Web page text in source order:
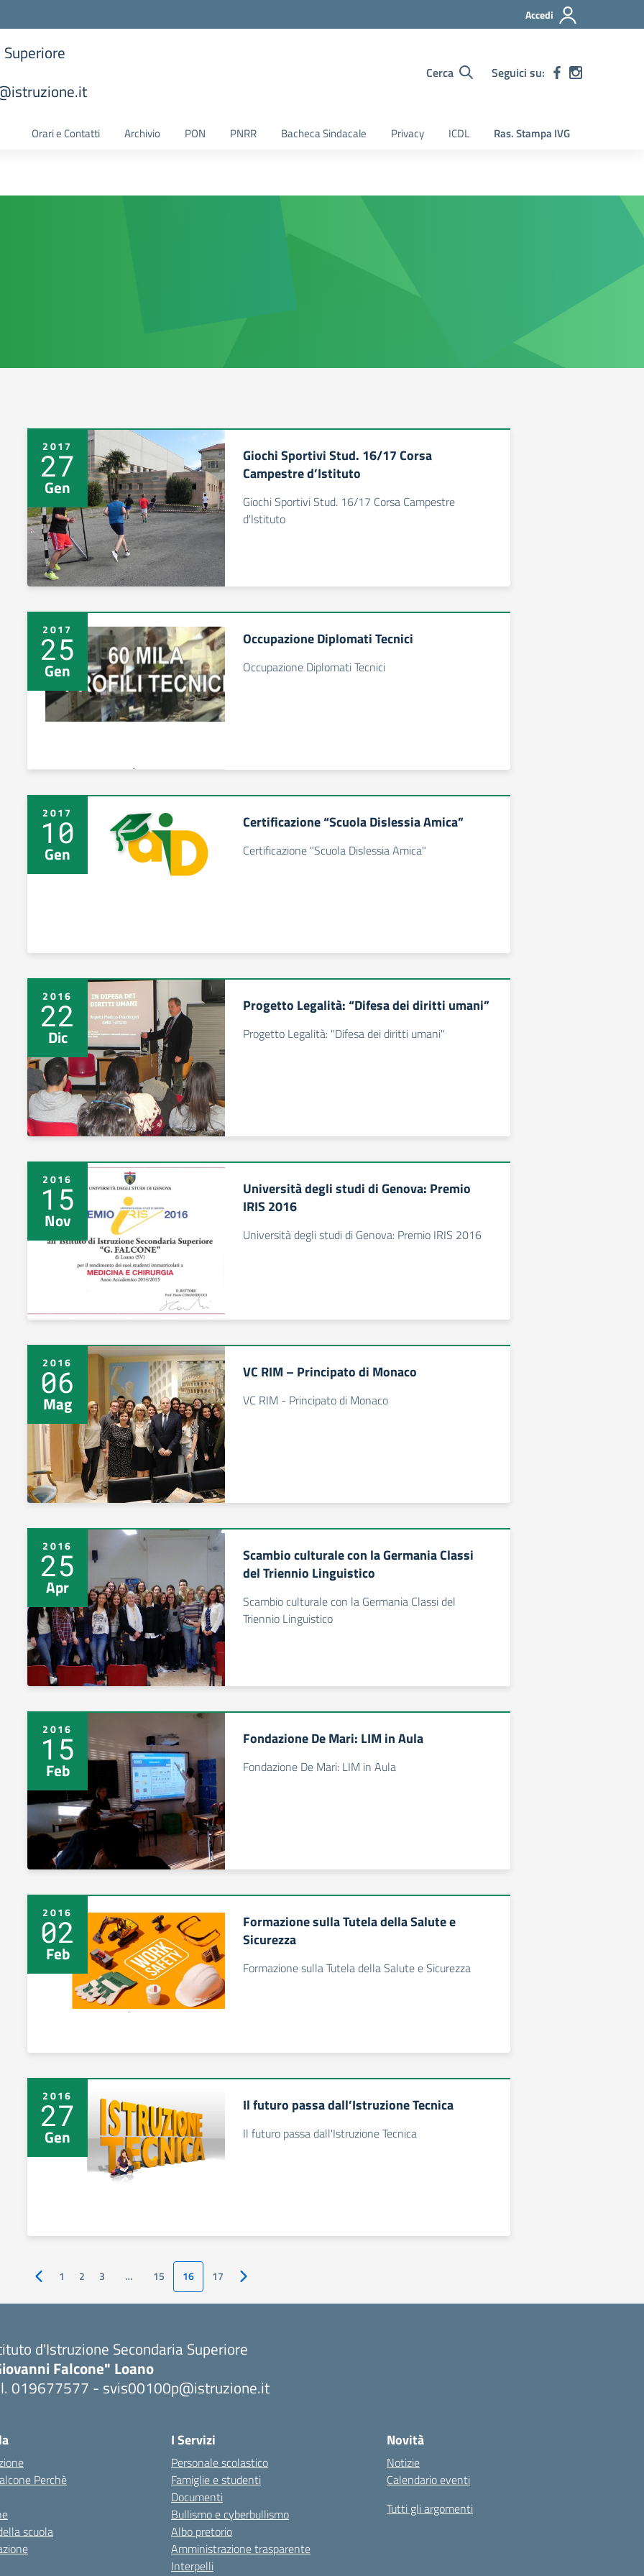
Accedi
Cerca Seguici su:
Orari e Contatti Archivio PON PNRR Bacheca Sindacale Privacy ICDL Ras. Stampa IVG
2017
27
Gen
Giochi Sportivi Stud. 16/17 Corsa
Campestre d’Istituto
Giochi Sportivi Stud. 16/17 Corsa Campestre
d'Istituto
2017
25
Gen
Occupazione Diplomati Tecnici
Occupazione Diplomati Tecnici
2017
10
Gen
Certificazione “Scuola Dislessia Amica”
Certificazione "Scuola Dislessia Amica"
2016
22
Dic
Progetto Legalità: “Difesa dei diritti umani”
Progetto Legalità: "Difesa dei diritti umani"
2016
15
Nov
Università degli studi di Genova: Premio
IRIS 2016
Università degli studi di Genova: Premio IRIS 2016
2016
06
Mag
VC RIM – Principato di Monaco
VC RIM - Principato di Monaco
2016
25
Apr
Scambio culturale con la Germania Classi
del Triennio Linguistico
Scambio culturale con la Germania Classi del
Triennio Linguistico
2016
15
Feb
Fondazione De Mari: LIM in Aula
Fondazione De Mari: LIM in Aula
2016
02
Feb
Formazione sulla Tutela della Salute e
Sicurezza
Formazione sulla Tutela della Salute e Sicurezza
2016
27
Gen
Il futuro passa dall’Istruzione Tecnica
Il futuro passa dall'Istruzione Tecnica
Pagina precedente
1 2 3 … 15 16 17 Pagina successiva
d'Istruzione Secondaria Superiore
Falcone" Loano
019677577 - svis00100p@istruzione.it
Perchè
scuola
I Servizi
Personale scolastico
Famiglie e studenti
Documenti
Bullismo e cyberbullismo
Albo pretorio
Amministrazione trasparente
Interpelli
Novità
Notizie
Calendario eventi
Tutti gli argomenti